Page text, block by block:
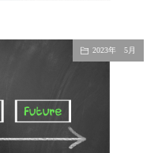
2023年 5月